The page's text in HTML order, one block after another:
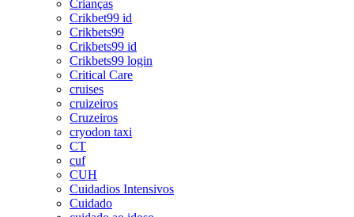
Crianças
Crikbet99 id
Crikbets99
Crikbets99 id
Crikbets99 login
Critical Care
cruises
cruizeiros
Cruzeiros
cryodon taxi
CT
cuf
CUH
Cuidadios Intensivos
Cuidado